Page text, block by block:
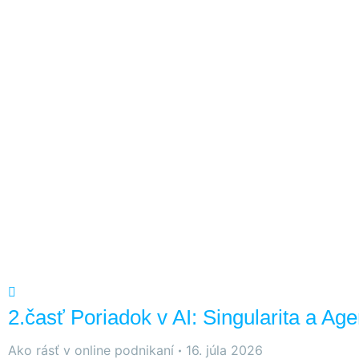
2.časť Poriadok v AI: Singularita a
Ako rásť v online podnikaní 16. júla 2026